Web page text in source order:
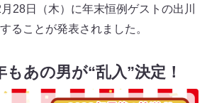
28日（木）に年末恒例ゲストの出川
ることが発表されました。
あの男が“乱入”決定！